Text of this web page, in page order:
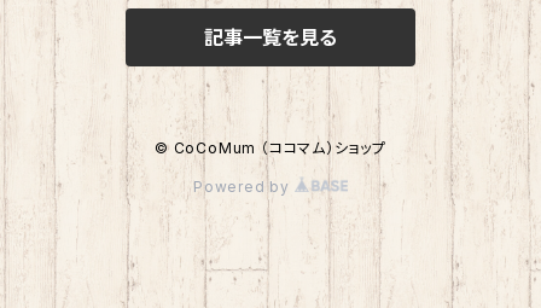
記事一覧を見る
© CoCoMum （ココマム）ショップ
Powered by